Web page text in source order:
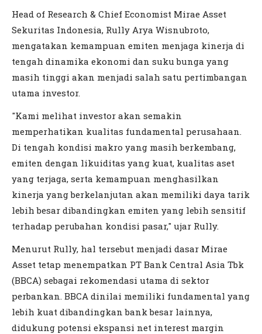
Head of Research & Chief Economist Mirae Asset
Sekuritas Indonesia, Rully Arya Wisnubroto,
mengatakan kemampuan emiten menjaga kinerja di
tengah dinamika ekonomi dan suku bunga yang
masih tinggi akan menjadi salah satu pertimbangan
utama investor.
"Kami melihat investor akan semakin
memperhatikan kualitas fundamental perusahaan.
Di tengah kondisi makro yang masih berkembang,
emiten dengan likuiditas yang kuat, kualitas aset
yang terjaga, serta kemampuan menghasilkan
kinerja yang berkelanjutan akan memiliki daya tarik
lebih besar dibandingkan emiten yang lebih sensitif
terhadap perubahan kondisi pasar," ujar Rully.
Menurut Rully, hal tersebut menjadi dasar Mirae
Asset tetap menempatkan PT Bank Central Asia Tbk
(BBCA) sebagai rekomendasi utama di sektor
perbankan. BBCA dinilai memiliki fundamental yang
lebih kuat dibandingkan bank besar lainnya,
didukung potensi ekspansi net interest margin